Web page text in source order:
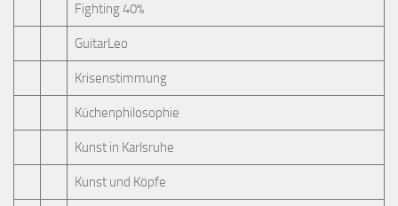
Fighting 40%
GuitarLeo
Krisenstimmung
Küchenphilosophie
Kunst in Karlsruhe
Kunst und Köpfe